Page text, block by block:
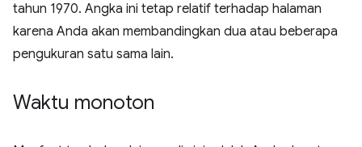
tahun 1970. Angka ini tetap relatif terhadap halaman
karena Anda akan membandingkan dua atau beberapa
pengukuran satu sama lain.
Waktu monoton